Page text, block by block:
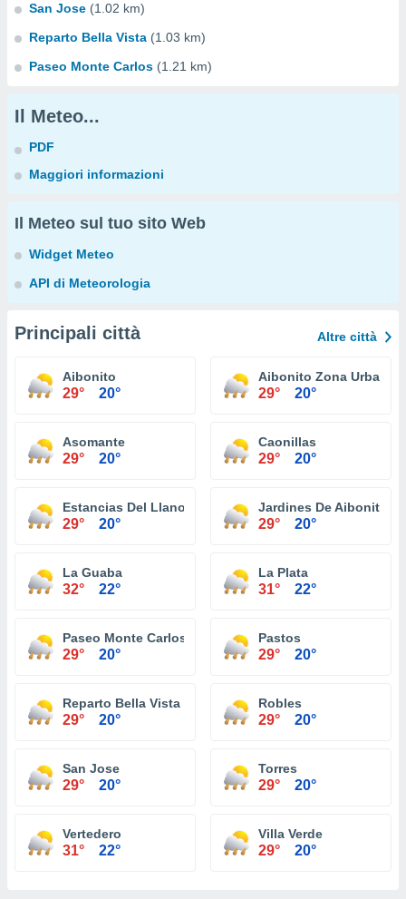
San Jose (1.02 km)
Reparto Bella Vista (1.03 km)
Paseo Monte Carlos (1.21 km)
Il Meteo...
PDF
Maggiori informazioni
Il Meteo sul tuo sito Web
Widget Meteo
API di Meteorologia
Principali città Altre città
Aibonito
29° 20°
Aibonito Zona Urbana
29° 20°
Asomante
29° 20°
Caonillas
29° 20°
Estancias Del Llano
29° 20°
Jardines De Aibonito
29° 20°
La Guaba
32° 22°
La Plata
31° 22°
Paseo Monte Carlos
29° 20°
Pastos
29° 20°
Reparto Bella Vista
29° 20°
Robles
29° 20°
San Jose
29° 20°
Torres
29° 20°
Vertedero
31° 22°
Villa Verde
29° 20°